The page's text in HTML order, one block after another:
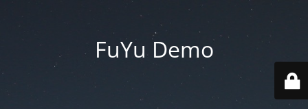
FuYu Demo